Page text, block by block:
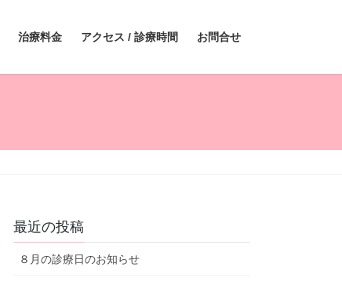
治療料金 アクセス / 診療時間 お問合せ
最近の投稿
８月の診療日のお知らせ